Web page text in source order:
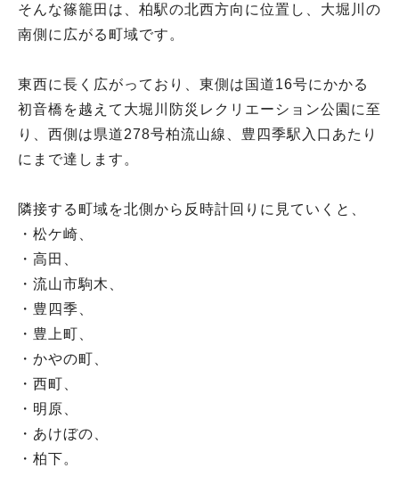
そんな篠籠田は、柏駅の北西方向に位置し、大堀川の
南側に広がる町域です。
東西に長く広がっており、東側は国道16号にかかる
初音橋を越えて大堀川防災レクリエーション公園に至
り、西側は県道278号柏流山線、豊四季駅入口あたり
にまで達します。
隣接する町域を北側から反時計回りに見ていくと、
・松ケ崎、
・高田、
・流山市駒木、
・豊四季、
・豊上町、
・かやの町、
・西町、
・明原、
・あけぼの、
・柏下。